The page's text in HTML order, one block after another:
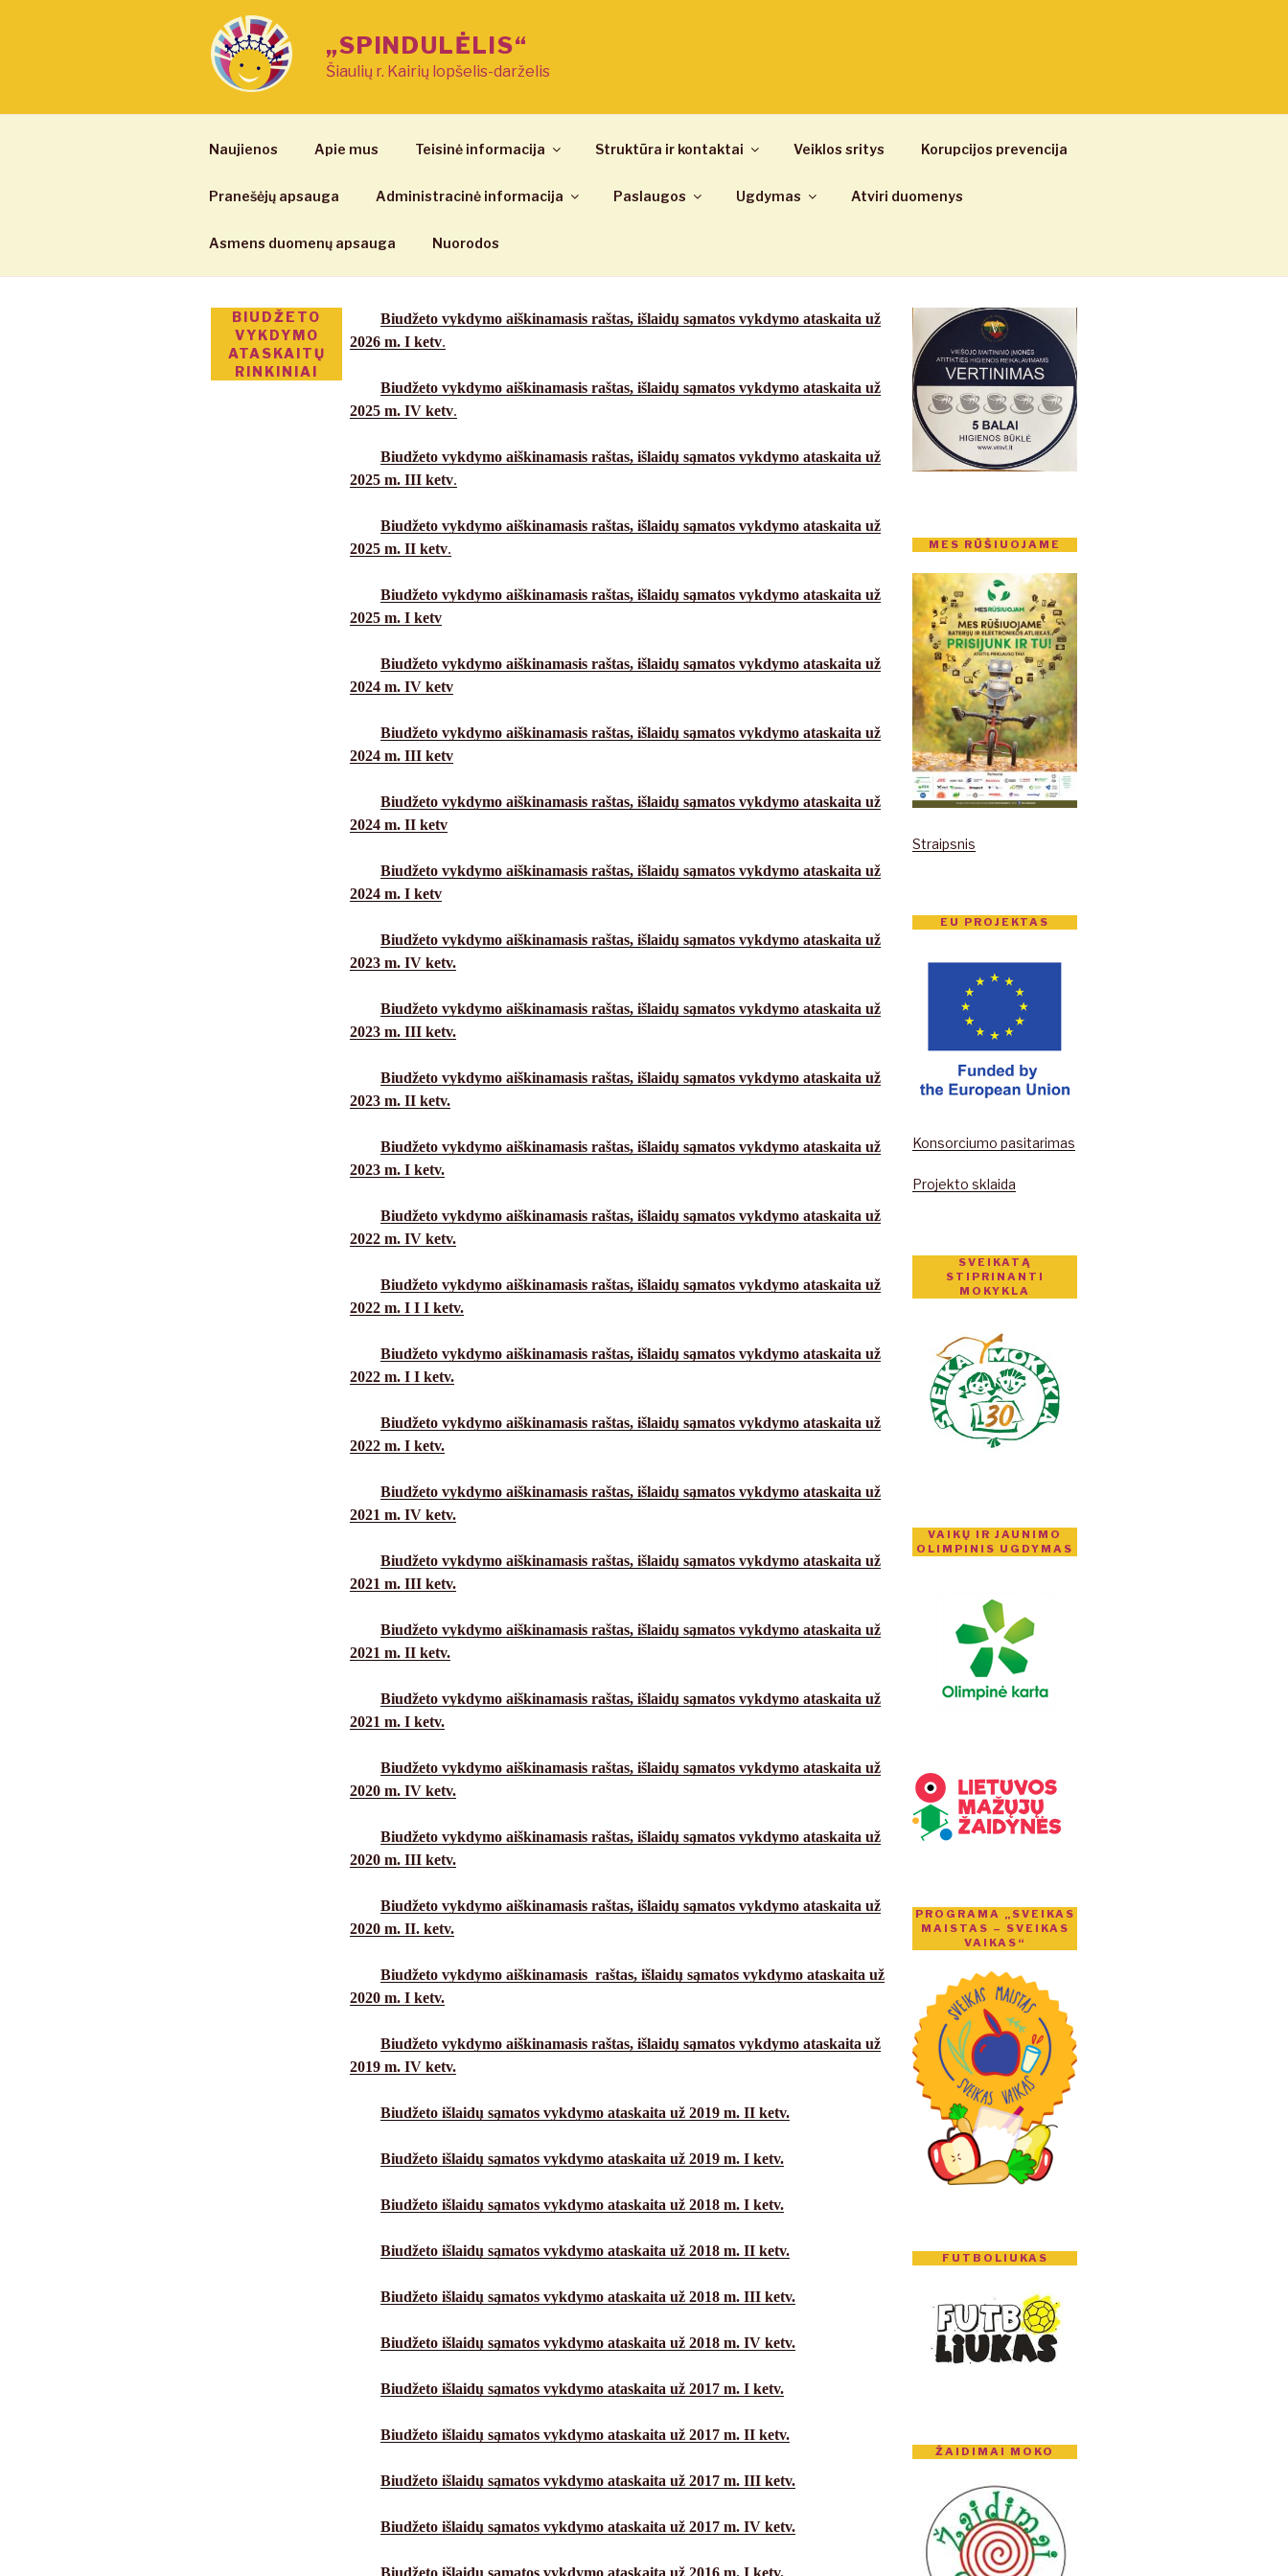
„SPINDULĖLIS“
Šiaulių r. Kairių lopšelis-darželis
Naujienos Apie mus Teisinė informacija Struktūra ir kontaktai Veiklos sritys Korupcijos prevencija
Pranešėjų apsauga Administracinė informacija Paslaugos Ugdymas Atviri duomenys
Asmens duomenų apsauga Nuorodos
BIUDŽETO
VYKDYMO
ATASKAITŲ
RINKINIAI
Biudžeto vykdymo aiškinamasis raštas, išlaidų sąmatos vykdymo ataskaita už
2026 m. I ketv.
Biudžeto vykdymo aiškinamasis raštas, išlaidų sąmatos vykdymo ataskaita už
2025 m. IV ketv.
Biudžeto vykdymo aiškinamasis raštas, išlaidų sąmatos vykdymo ataskaita už
2025 m. III ketv.
Biudžeto vykdymo aiškinamasis raštas, išlaidų sąmatos vykdymo ataskaita už
2025 m. II ketv.
Biudžeto vykdymo aiškinamasis raštas, išlaidų sąmatos vykdymo ataskaita už
2025 m. I ketv
Biudžeto vykdymo aiškinamasis raštas, išlaidų sąmatos vykdymo ataskaita už
2024 m. IV ketv
Biudžeto vykdymo aiškinamasis raštas, išlaidų sąmatos vykdymo ataskaita už
2024 m. III ketv
Biudžeto vykdymo aiškinamasis raštas, išlaidų sąmatos vykdymo ataskaita už
2024 m. II ketv
Biudžeto vykdymo aiškinamasis raštas, išlaidų sąmatos vykdymo ataskaita už
2024 m. I ketv
Biudžeto vykdymo aiškinamasis raštas, išlaidų sąmatos vykdymo ataskaita už
2023 m. IV ketv.
Biudžeto vykdymo aiškinamasis raštas, išlaidų sąmatos vykdymo ataskaita už
2023 m. III ketv.
Biudžeto vykdymo aiškinamasis raštas, išlaidų sąmatos vykdymo ataskaita už
2023 m. II ketv.
Biudžeto vykdymo aiškinamasis raštas, išlaidų sąmatos vykdymo ataskaita už
2023 m. I ketv.
Biudžeto vykdymo aiškinamasis raštas, išlaidų sąmatos vykdymo ataskaita už
2022 m. IV ketv.
Biudžeto vykdymo aiškinamasis raštas, išlaidų sąmatos vykdymo ataskaita už
2022 m. I I I ketv.
Biudžeto vykdymo aiškinamasis raštas, išlaidų sąmatos vykdymo ataskaita už
2022 m. I I ketv.
Biudžeto vykdymo aiškinamasis raštas, išlaidų sąmatos vykdymo ataskaita už
2022 m. I ketv.
Biudžeto vykdymo aiškinamasis raštas, išlaidų sąmatos vykdymo ataskaita už
2021 m. IV ketv.
Biudžeto vykdymo aiškinamasis raštas, išlaidų sąmatos vykdymo ataskaita už
2021 m. III ketv.
Biudžeto vykdymo aiškinamasis raštas, išlaidų sąmatos vykdymo ataskaita už
2021 m. II ketv.
Biudžeto vykdymo aiškinamasis raštas, išlaidų sąmatos vykdymo ataskaita už
2021 m. I ketv.
Biudžeto vykdymo aiškinamasis raštas, išlaidų sąmatos vykdymo ataskaita už
2020 m. IV ketv.
Biudžeto vykdymo aiškinamasis raštas, išlaidų sąmatos vykdymo ataskaita už
2020 m. III ketv.
Biudžeto vykdymo aiškinamasis raštas, išlaidų sąmatos vykdymo ataskaita už
2020 m. II. ketv.
Biudžeto vykdymo aiškinamasis raštas, išlaidų sąmatos vykdymo ataskaita už
2020 m. I ketv.
Biudžeto vykdymo aiškinamasis raštas, išlaidų sąmatos vykdymo ataskaita už
2019 m. IV ketv.
Biudžeto išlaidų sąmatos vykdymo ataskaita už 2019 m. II ketv.
Biudžeto išlaidų sąmatos vykdymo ataskaita už 2019 m. I ketv.
Biudžeto išlaidų sąmatos vykdymo ataskaita už 2018 m. I ketv.
Biudžeto išlaidų sąmatos vykdymo ataskaita už 2018 m. II ketv.
Biudžeto išlaidų sąmatos vykdymo ataskaita už 2018 m. III ketv.
Biudžeto išlaidų sąmatos vykdymo ataskaita už 2018 m. IV ketv.
Biudžeto išlaidų sąmatos vykdymo ataskaita už 2017 m. I ketv.
Biudžeto išlaidų sąmatos vykdymo ataskaita už 2017 m. II ketv.
Biudžeto išlaidų sąmatos vykdymo ataskaita už 2017 m. III ketv.
Biudžeto išlaidų sąmatos vykdymo ataskaita už 2017 m. IV ketv.
Biudžeto išlaidų sąmatos vykdymo ataskaita už 2016 m. I ketv.
MES RŪŠIUOJAME
Straipsnis
EU PROJEKTAS
Konsorciumo pasitarimas
Projekto sklaida
SVEIKATĄ
STIPRINANTI
MOKYKLA
VAIKŲ IR JAUNIMO
OLIMPINIS UGDYMAS
PROGRAMA „SVEIKAS
MAISTAS – SVEIKAS
VAIKAS“
FUTBOLIUKAS
ŽAIDIMAI MOKO